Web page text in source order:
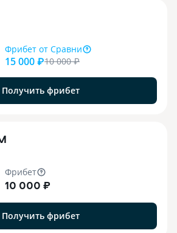
Фрибет от Сравни
15 000 ₽10 000₽
Получить фрибет
Фрибет
10 000 ₽
Получить фрибет